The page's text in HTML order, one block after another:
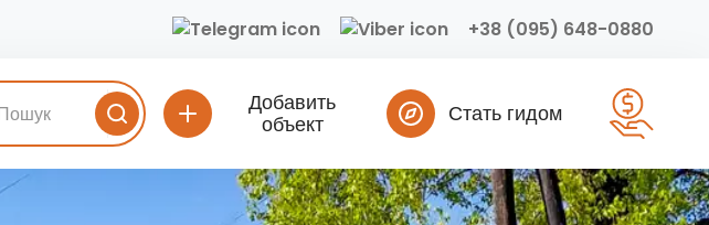
+38 (095) 648-0880
Добавить
объект
Стать гидом